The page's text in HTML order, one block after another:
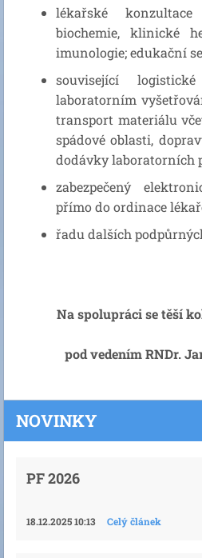
lékařské
biochemie, klinické
imunologie; edukační
související
laboratorním
transport materiálu
spádové oblasti,
dodávky laboratorních
zabezpečený
přímo do ordinace
řadu dalších
Na spolupráci se těší
pod vedením RNDr.
NOVINKY
PF 2026
18.12.2025 10:13 Celý článek